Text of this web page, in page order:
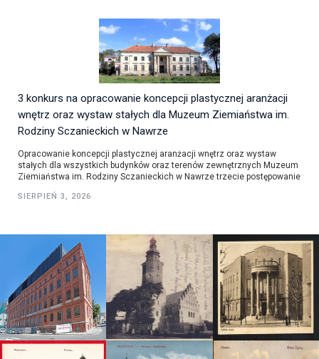
3 konkurs na opracowanie koncepcji plastycznej aranżacji
wnętrz oraz wystaw stałych dla Muzeum Ziemiaństwa im.
Rodziny Sczanieckich w Nawrze
Opracowanie koncepcji plastycznej aranżacji wnętrz oraz wystaw
stałych dla wszystkich budynków oraz terenów zewnętrznych Muzeum
Ziemiaństwa im. Rodziny Sczanieckich w Nawrze trzecie postępowanie
SIERPIEŃ 3, 2026